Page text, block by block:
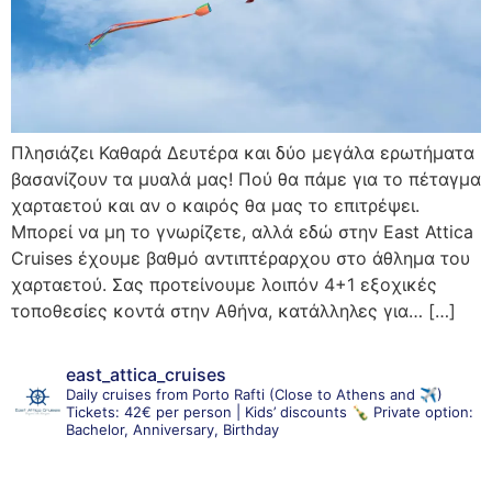
Πλησιάζει Καθαρά Δευτέρα και δύο μεγάλα ερωτήματα
βασανίζουν τα μυαλά μας! Πού θα πάμε για το πέταγμα
χαρταετού και αν ο καιρός θα μας το επιτρέψει.
Μπορεί να μη το γνωρίζετε, αλλά εδώ στην East Attica
Cruises έχουμε βαθμό αντιπτέραρχου στο άθλημα του
χαρταετού. Σας προτείνουμε λοιπόν 4+1 εξοχικές
τοποθεσίες κοντά στην Αθήνα, κατάλληλες για… […]
east_attica_cruises
Daily cruises from Porto Rafti (Close to Athens and ✈️)
Tickets: 42€ per person | Kids’ discounts 🍾 Private option:
Bachelor, Anniversary, Birthday